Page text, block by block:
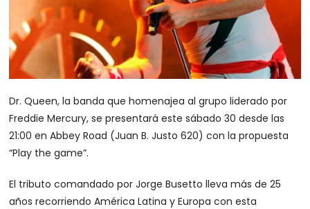
Dr. Queen, la banda que homenajea al grupo liderado por
Freddie Mercury, se presentará este sábado 30 desde las
21:00 en Abbey Road (Juan B. Justo 620) con la propuesta
“Play the game”.
El tributo comandado por Jorge Busetto lleva más de 25
años recorriendo América Latina y Europa con esta